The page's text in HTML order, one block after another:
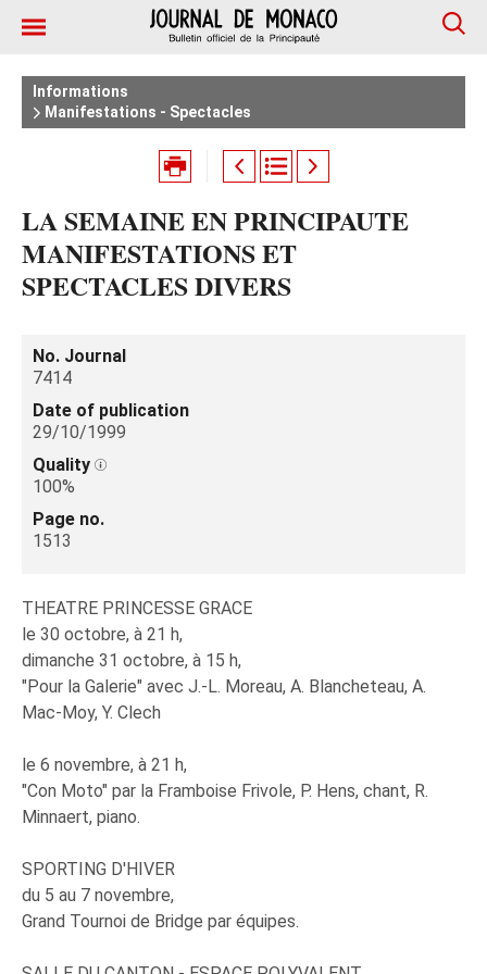
Informations
Manifestations - Spectacles
LA SEMAINE EN PRINCIPAUTE
MANIFESTATIONS ET
SPECTACLES DIVERS
No. Journal
7414
Date of publication
29/10/1999
Quality
100%
Page no.
1513
THEATRE PRINCESSE GRACE
le 30 octobre, à 21 h,
dimanche 31 octobre, à 15 h,
"Pour la Galerie" avec J.-L. Moreau, A. Blancheteau, A.
Mac-Moy, Y. Clech
le 6 novembre, à 21 h,
"Con Moto" par la Framboise Frivole, P. Hens, chant, R.
Minnaert, piano.
SPORTING D'HIVER
du 5 au 7 novembre,
Grand Tournoi de Bridge par équipes.